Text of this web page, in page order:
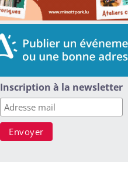
Inscription à la newsletter